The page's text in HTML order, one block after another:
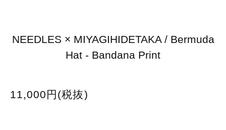
NEEDLES × MIYAGIHIDETAKA / Bermuda
Hat - Bandana Print
11,000円(税抜)